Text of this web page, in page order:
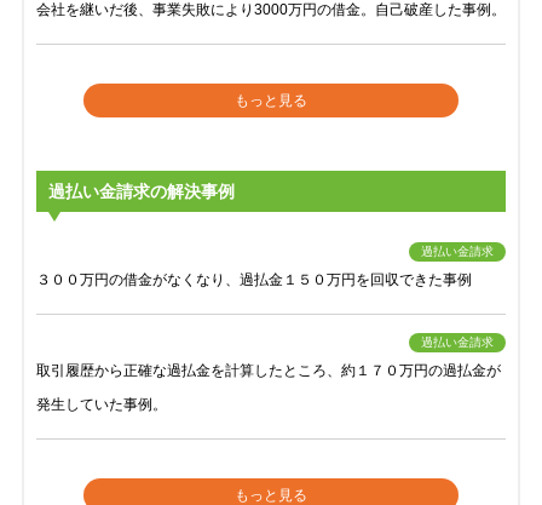
会社を継いだ後、事業失敗により3000万円の借金。自己破産した事例。
もっと見る
過払い金請求の解決事例
過払い金請求
３００万円の借金がなくなり、過払金１５０万円を回収できた事例
過払い金請求
取引履歴から正確な過払金を計算したところ、約１７０万円の過払金が
発生していた事例。
もっと見る